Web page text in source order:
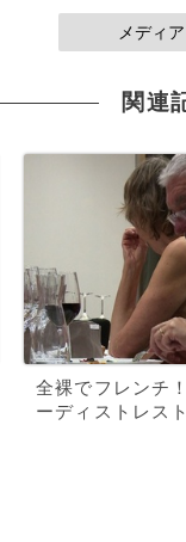
メディ
関連
全裸でフレンチ
ーディストレス